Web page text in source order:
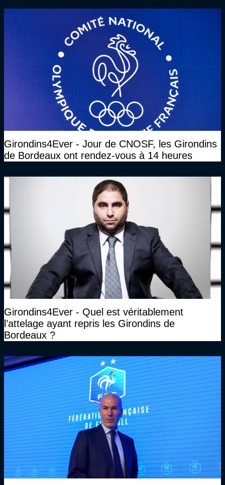
Girondins4Ever - Jour de CNOSF, les Girondins
de Bordeaux ont rendez-vous à 14 heures
Girondins4Ever - Quel est véritablement
l’attelage ayant repris les Girondins de
Bordeaux ?